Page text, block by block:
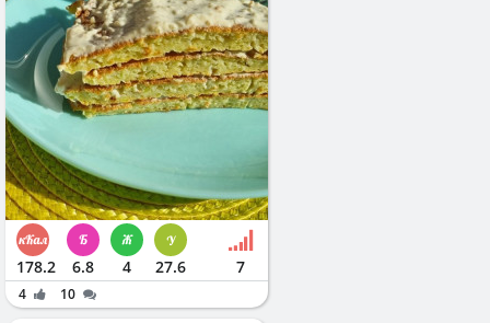
178.2 6.8 4 27.6 7
4 10